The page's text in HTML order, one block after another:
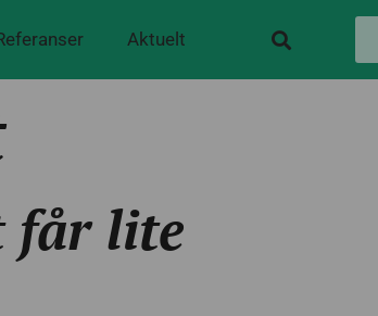
Aktuelt
får lite